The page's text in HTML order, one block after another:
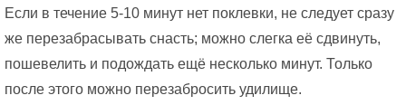
Если в течение 5-10 минут нет поклевки, не следует сразу
же перезабрасывать снасть; можно слегка её сдвинуть,
пошевелить и подождать ещё несколько минут. Только
после этого можно перезабросить удилище.